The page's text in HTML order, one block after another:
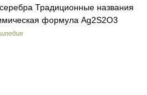
Традиционные названия
формула Ag2S2O3